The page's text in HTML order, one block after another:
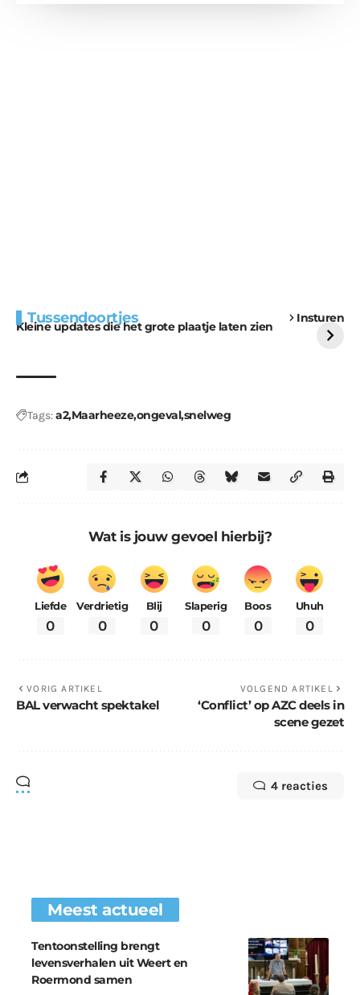
Tussendoortjes Insturen
Kleine updates die het grote plaatje laten zien
voor kabouters
uitdaging
Tags:a2Maarheezeongevalsnelweg
Wat is jouw gevoel hierbij?
Liefde
0
Verdrietig
0
Blij
0
Slaperig
0
Boos
0
Uhuh
0
VORIG ARTIKEL
BAL verwacht spektakel
VOLGEND ARTIKEL
‘Conflict’ op AZC deels in
scene gezet
4 reacties
Meest actueel
Tentoonstelling brengt
levensverhalen uit Weert en
Roermond samen